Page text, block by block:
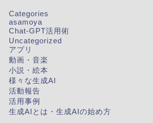
Categories
asamoya
Chat-GPT活用術
Uncategorized
アプリ
動画・音楽
小説・絵本
様々な生成AI
活動報告
活用事例
生成AIとは・生成AIの始め方